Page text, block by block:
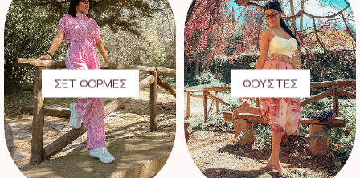
ΣΕΤ ΦΟΡΜΕΣ ΦΟΥΣΤΕΣ